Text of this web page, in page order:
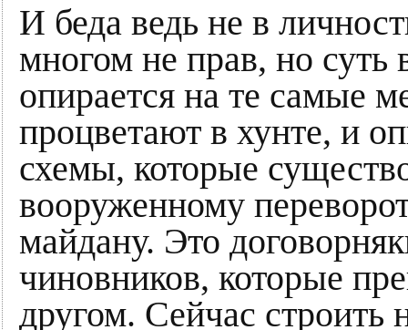
И беда ведь не в
многом не прав, но
опирается на те самые
процветают в хунте, и
схемы, которые
вооруженному
майдану. Это
чиновников, которые
другом. Сейчас строить